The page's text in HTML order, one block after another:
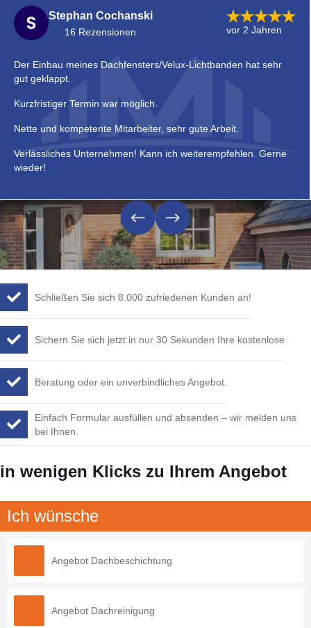
Stephan Cochanski
16 Rezensionen vor 2 Jahren
Der Einbau meines Dachfensters/Velux-Lichtbanden hat sehr
gut geklappt.
Kurzfristiger Termin war möglich.
Nette und kompetente Mitarbeiter, sehr gute Arbeit.
Verlässliches Unternehmen! Kann ich weiterempfehlen. Gerne
wieder!
Schließen Sie sich 8.000 zufriedenen Kunden an!
Sichern Sie sich jetzt in nur 30 Sekunden Ihre kostenlose
Beratung oder ein unverbindliches Angebot.
Einfach Formular ausfüllen und absenden – wir melden uns
bei Ihnen.
in wenigen Klicks zu Ihrem Angebot
Ich wünsche
Angebot Dachbeschichtung
Angebot Dachreinigung